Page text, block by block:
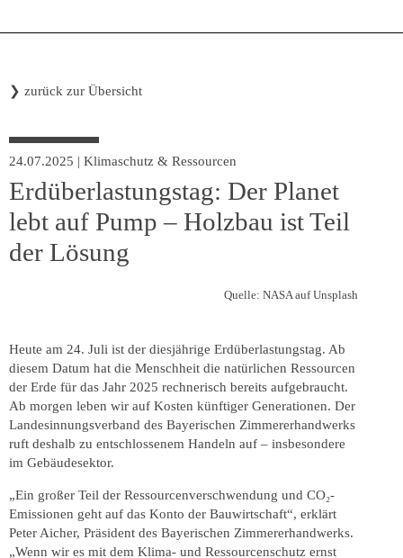
❯ zurück zur Übersicht
24.07.2025 | Klimaschutz & Ressourcen
Erdüberlastungstag: Der Planet
lebt auf Pump – Holzbau ist Teil
der Lösung
Quelle: NASA auf Unsplash
Heute am 24. Juli ist der diesjährige Erdüberlastungstag. Ab
diesem Datum hat die Menschheit die natürlichen Ressourcen
der Erde für das Jahr 2025 rechnerisch bereits aufgebraucht.
Ab morgen leben wir auf Kosten künftiger Generationen. Der
Landesinnungsverband des Bayerischen Zimmererhandwerks
ruft deshalb zu entschlossenem Handeln auf – insbesondere
im Gebäudesektor.
„Ein großer Teil der Ressourcenverschwendung und CO₂-
Emissionen geht auf das Konto der Bauwirtschaft“, erklärt
Peter Aicher, Präsident des Bayerischen Zimmererhandwerks.
„Wenn wir es mit dem Klima- und Ressourcenschutz ernst